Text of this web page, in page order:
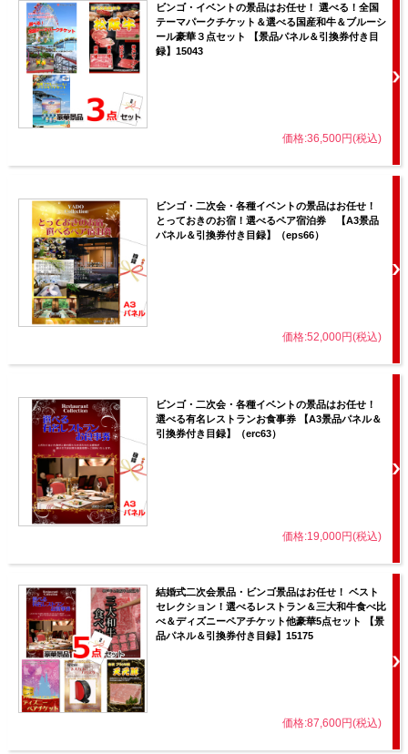
ビンゴ・イベントの景品はお任せ！ 選べる！全国
テーマパークチケット＆選べる国産和牛＆ブルーシ
ール豪華３点セット 【景品パネル＆引換券付き目
録】15043
価格:36,500円(税込)
ビンゴ・二次会・各種イベントの景品はお任せ！
とっておきのお宿！選べるペア宿泊券 【A3景品
パネル＆引換券付き目録】（eps66）
価格:52,000円(税込)
ビンゴ・二次会・各種イベントの景品はお任せ！
選べる有名レストランお食事券 【A3景品パネル＆
引換券付き目録】（erc63）
価格:19,000円(税込)
結婚式二次会景品・ビンゴ景品はお任せ！ ベスト
セレクション！選べるレストラン＆三大和牛食べ比
べ＆ディズニーペアチケット他豪華5点セット 【景
品パネル＆引換券付き目録】15175
価格:87,600円(税込)